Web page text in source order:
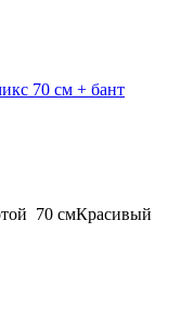
70 смКрасивый